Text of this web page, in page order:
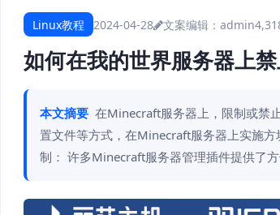
Linux教程 2024-04-28 文案编辑：admin
如何在我的世界服务器上
本文摘要 在Minecraft服务器上，限制或禁
置文件等方式，在Minecraft服务器上实施
制： 许多Minecraft服务器管理插件提供了